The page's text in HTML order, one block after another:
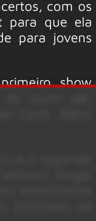
com os
para que ela
para jovens
show
e o segundo
Roger